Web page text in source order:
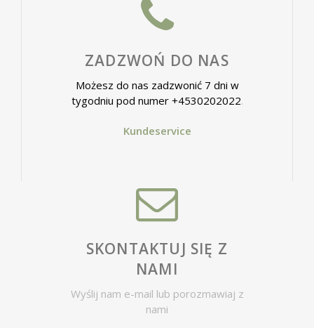
ZADZWOŃ DO NAS
Możesz do nas zadzwonić 7 dni w
tygodniu pod numer +4530202022.
Kundeservice
SKONTAKTUJ SIĘ Z
NAMI
Wyślij nam e-mail lub porozmawiaj z
nami